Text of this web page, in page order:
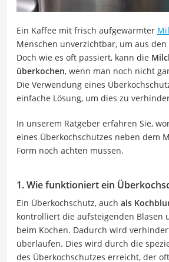
Ein Kaffee mit frisch aufgewärmter
Menschen unverzichtbar, um aus den
Doch wie es oft passiert, kann die
überkochen, wenn man noch nicht
Die Verwendung eines
einfache Lösung, um dies zu
In unserem Ratgeber erfahren Sie,
eines Überkochschutzes neben dem
Form noch achten müssen.
1. Wie funktioniert ein
Ein Überkochschutz, auch als
kontrolliert die aufsteigenden Blasen
beim Kochen. Dadurch wird
überlaufen. Dies wird durch die
des Überkochschutzes erreicht, der oft